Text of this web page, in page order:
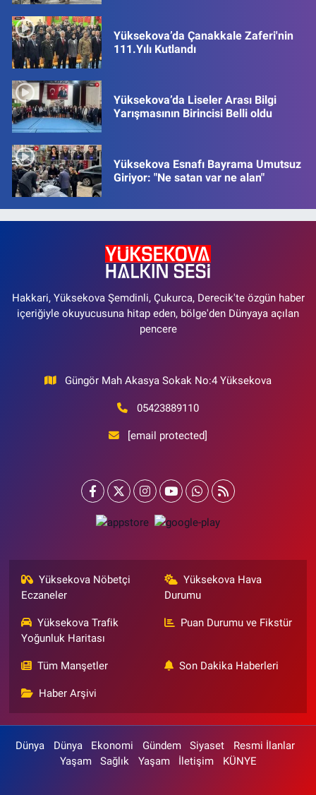
Yüksekova’da Çanakkale Zaferi'nin
111.Yılı Kutlandı
Yüksekova’da Liseler Arası Bilgi
Yarışmasının Birincisi Belli oldu
Yüksekova Esnafı Bayrama Umutsuz
Giriyor: "Ne satan var ne alan"
Hakkari, Yüksekova Şemdinli, Çukurca, Derecik'te özgün haber
içeriğiyle okuyucusuna hitap eden, bölge'den Dünyaya açılan
pencere
Güngör Mah Akasya Sokak No:4 Yüksekova
05423889110
[email protected]
Yüksekova Nöbetçi
Eczaneler
Yüksekova Hava
Durumu
Yüksekova Trafik
Yoğunluk Haritası
Puan Durumu ve Fikstür
Tüm Manşetler Son Dakika Haberleri
Haber Arşivi
Dünya Dünya Ekonomi Gündem Siyaset
Resmi İlanlar
Yaşam
Sağlık Yaşam İletişim KÜNYE